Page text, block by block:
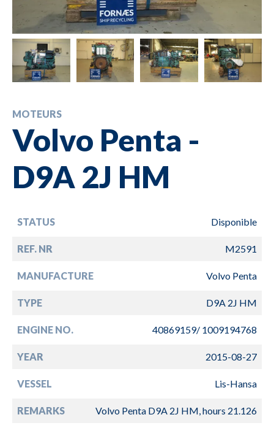
MOTEURS
Volvo Penta -
D9A 2J HM
STATUS Disponible
REF. NR M2591
MANUFACTURE Volvo Penta
TYPE D9A 2J HM
ENGINE NO. 40869159/ 1009194768
YEAR 2015-08-27
VESSEL Lis-Hansa
REMARKS Volvo Penta D9A 2J HM, hours 21.126